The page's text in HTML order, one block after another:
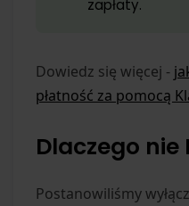
zapłaty.
Dowiedz się więcej -
płatność za pomocą
Dlaczego nie
Postanowiliśmy